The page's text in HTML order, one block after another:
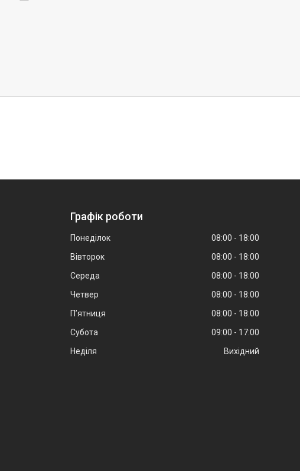
Графік роботи
Понеділок 08:00
18:00
Вівторок
08:00
18:00
Середа
08:00
18:00
Четвер
08:00
18:00
Пʼятниця
08:00
18:00
Субота
09:00
17:00
Неділя
Вихідний